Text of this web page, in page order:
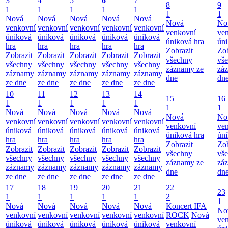
1
Nová
venkovní
úniková
hra
Zobrazit
všechny
záznamy
ze dne
1
Nová
venkovní
úniková
hra
Zobrazit
všechny
záznamy
ze dne
1
Nová
venkovní
úniková
hra
Zobrazit
všechny
záznamy
ze dne
1
Nová
venkovní
úniková
hra
Zobrazit
všechny
záznamy
ze dne
1
Nová
venkovní
úniková
hra
Zobrazit
všechny
záznamy
ze dne
8
1
Nová
venkovní
úniková hra
Zobrazit
všechny
záznamy ze
dne
9
1
10
1
Nová
venkovní
úniková
hra
Zobrazit
všechny
záznamy
ze dne
11
1
Nová
venkovní
úniková
hra
Zobrazit
všechny
záznamy
ze dne
12
1
Nová
venkovní
úniková
hra
Zobrazit
všechny
záznamy
ze dne
13
1
Nová
venkovní
úniková
hra
Zobrazit
všechny
záznamy
ze dne
14
1
Nová
venkovní
úniková
hra
Zobrazit
všechny
záznamy
ze dne
15
1
Nová
venkovní
úniková hra
Zobrazit
všechny
záznamy ze
dne
16
1
17
1
Nová
venkovní
úniková
18
1
Nová
venkovní
úniková
19
1
Nová
venkovní
úniková
20
1
Nová
venkovní
úniková
21
1
Nová
venkovní
úniková
22
2
Koncert IFA
ROCK Nová
venkovní
23
1